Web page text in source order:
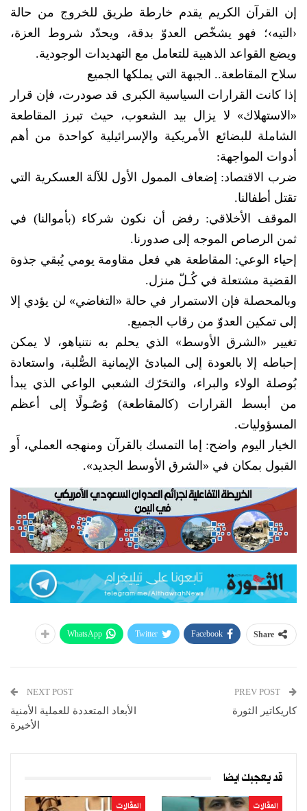
​إن القرآن الكريم يقدم خارطة طريق للخروج من حالة
‹التيه›؛ فهو يشخّص العدوّ بدقة، ويحدّد شروط العزة،
ويضع القواعد الذهبية للتعامل مع التهديدات الوجودية.
​سلاح المقاطعة.. الجبهة التي يملكها الجميع
​إذا كانت القرارات السياسية الكبرى قد صودرت، فإن قرار
«الاستهلاك» لا يزال بيد الشعوب، حيث تبرز المقاطعة
الشاملة للبضائع الأمريكية والإسرائيلية كواحدة من أهم
أدوات المواجهة:
​ضرب الاقتصاد: إضعاف الممول الأول للآلة العسكرية التي
تقتل أطفالنا.
​الموقف الأخلاقي: رفض أن نكون شركاء (بأموالنا) في
ثمن الرصاص الموجه إلى صدورنا.
​إحياء الوعي: المقاطعة هي فعل مقاومة يومي يُبقي جذوة
القضية مشتعلة في كُـلّ منزل.
وبالمحصلة فإن الاستمرار في حالة «التغاضي» لن يؤدي إلا
إلى تمكين العدوّ من رقاب الجميع.
تغيير «الشرق الأوسط» الذي يحلم به نتنياهو، لا يمكن
إحباطه إلا بالعودة إلى المبادئ الإيمانية الصُّلبة، واستعادة
بُوصلة الولاء والبراء، والتحَرّك الشعبي الواعي الذي يبدأ
من أبسط القرارات (كالمقاطعة) وُصُـولًا إلى أعظم
المسؤوليات.
​الخيار اليوم واضح: إما التمسك بالقرآن ومنهجه العملي، أَو
القبول بمكان في «الشرق الأوسط الجديد».
Share
Facebook
Twitter
WhatsApp
كاريكاتير الثورة
NEXT POST
الأبعاد المتعددة للعملية الأمنية
الأخيرة
قد يعجبك ايضا
المقالات المقالات